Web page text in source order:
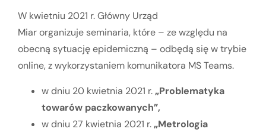
W kwietniu 2021 r.Główny Urząd
Miarorganizuje seminaria, które – ze względu na
obecną sytuację epidemiczną – odbędą się w trybie
online, z wykorzystaniem komunikatora MS Teams.
w dniu 20 kwietnia 2021 r.„Problematyka
towarów paczkowanych”,
w dniu 27 kwietnia 2021 r.„Metrologia